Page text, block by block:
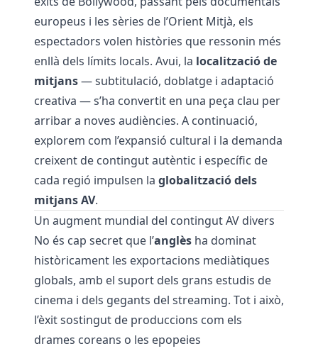
europeus i les sèries de l’Orient Mitjà, els
espectadors volen històries que ressonin més
enllà dels límits locals. Avui, la localització de
mitjans— subtitulació, doblatge i adaptació
creativa — s’ha convertit en una peça clau per
arribar a noves audiències. A continuació,
explorem com l’expansió cultural i la demanda
creixent de contingut autèntic i específic de
cada regió impulsen la globalització dels
mitjans AV.
Un augment mundial del contingut AV divers
No és cap secret que l’anglès ha dominat
històricament les exportacions mediàtiques
globals, amb el suport dels grans estudis de
cinema i dels gegants del streaming. Tot i això,
l’èxit sostingut de produccions com els
drames coreans o les epopeies